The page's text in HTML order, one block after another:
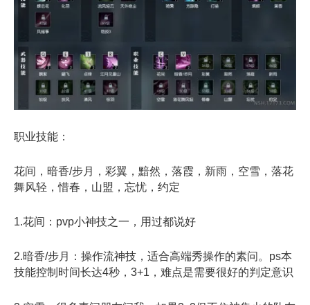
职业技能：
花间，暗香/步月，彩翼，黯然，落霞，新雨，空雪，落花
舞风轻，惜春，山盟，忘忧，约定
1.花间：pvp小神技之一，用过都说好
2.暗香/步月：操作流神技，适合高端秀操作的素问。ps本
技能控制时间长达4秒，3+1，难点是需要很好的判定意识